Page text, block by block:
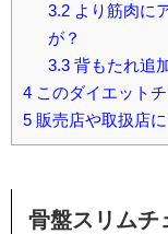
3.2より筋肉に
が？
3.3背もたれ追
4 このダイエット
5 販売店や取扱店
骨盤スリムチ